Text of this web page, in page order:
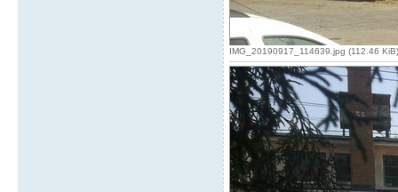
IMG_20190917_114639.jpg (112.46